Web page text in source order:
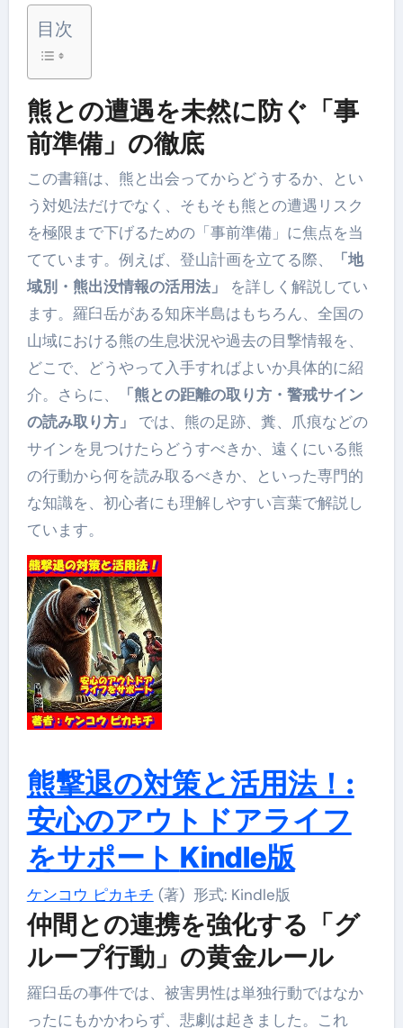
目次
熊との遭遇を未然に防ぐ「事
前準備」の徹底
この書籍は、熊と出会ってからどうするか、とい
う対処法だけでなく、そもそも熊との遭遇リスク
を極限まで下げるための「事前準備」に焦点を当
てています。例えば、登山計画を立てる際、
「地
域別・熊出没情報の活用法」
を詳しく解説してい
ます。羅臼岳がある知床半島はもちろん、全国の
山域における熊の生息状況や過去の目撃情報を、
どこで、どうやって入手すればよいか具体的に紹
介。さらに、
「熊との距離の取り方・警戒サイン
の読み取り方」
では、熊の足跡、糞、爪痕などの
サインを見つけたらどうすべきか、遠くにいる熊
の行動から何を読み取るべきか、といった専門的
な知識を、初心者にも理解しやすい言葉で解説し
ています。
熊撃退の対策と活用法！:
安心のアウトドアライフ
をサポート Kindle版
ケンコウ ピカキチ (著) 形式: Kindle版
仲間との連携を強化する「グ
ループ行動」の黄金ルール
羅臼岳の事件では、被害男性は単独行動ではなか
ったにもかかわらず、悲劇は起きました。これ